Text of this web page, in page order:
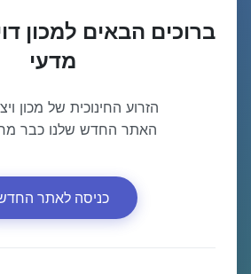
ברוכים הבאים למכון
מדעי
הזרוע החינוכית של מכון
האתר החדש שלנו כבר
כניסה לאתר